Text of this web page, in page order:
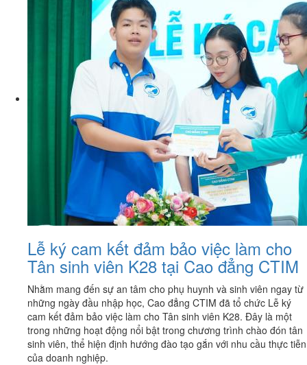
Lễ ký cam kết đảm bảo việc làm cho
Tân sinh viên K28 tại Cao đẳng CTIM
Nhằm mang đến sự an tâm cho phụ huynh và sinh viên ngay từ
những ngày đầu nhập học, Cao đẳng CTIM đã tổ chức Lễ ký
cam kết đảm bảo việc làm cho Tân sinh viên K28. Đây là một
trong những hoạt động nổi bật trong chương trình chào đón tân
sinh viên, thể hiện định hướng đào tạo gắn với nhu cầu thực tiễn
của doanh nghiệp.